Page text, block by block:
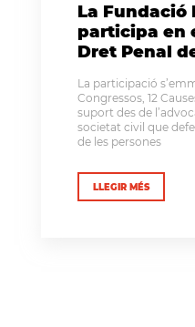
La Fundació
participa en
Dret Penal
La participació
Congressos, 12
suport des de
societat civil que
de les persones
LLEGIR MÉS